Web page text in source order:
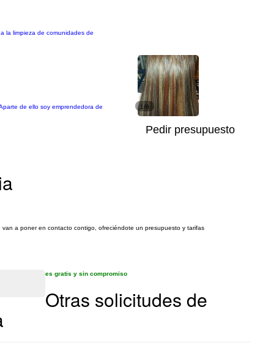
la limpieza de comunidades de
de ello soy emprendedora de
1/8
Pedir presupuesto
a poner en contacto contigo, ofreciéndote un presupuesto y tarifas
es gratis y sin compromiso
Otras solicitudes de